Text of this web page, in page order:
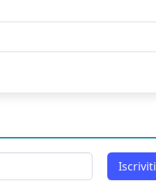
Iscriviti